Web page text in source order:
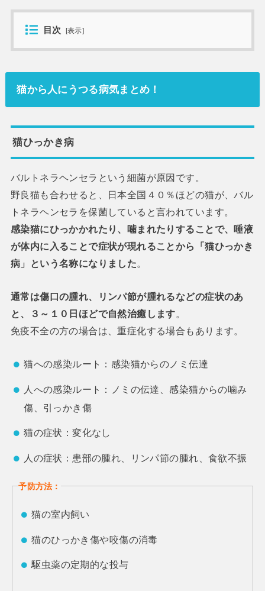
目次 [表示]
猫から人にうつる病気まとめ！
猫ひっかき病
バルトネラヘンセラという細菌が原因です。
野良猫も合わせると、日本全国４０％ほどの猫が、バル
トネラヘンセラを保菌していると言われています。
感染猫にひっかかれたり、噛まれたりすることで、唾液
が体内に入ることで症状が現れることから「猫ひっかき
病」という名称になりました。
通常は傷口の腫れ、リンパ節が腫れるなどの症状のあ
と、３～１０日ほどで自然治癒します。
免疫不全の方の場合は、重症化する場合もあります。
猫への感染ルート：感染猫からのノミ伝達
人への感染ルート：ノミの伝達、感染猫からの噛み
傷、引っかき傷
猫の症状：変化なし
人の症状：患部の腫れ、リンパ節の腫れ、食欲不振
予防方法：
猫の室内飼い
猫のひっかき傷や咬傷の消毒
駆虫薬の定期的な投与